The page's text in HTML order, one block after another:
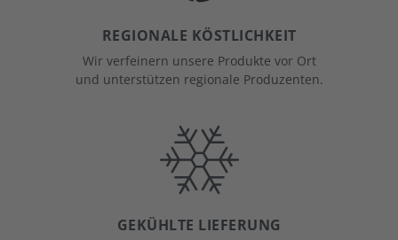
REGIONALE KÖSTLICHKEIT
Wir verfeinern unsere Produkte vor Ort
und unterstützen regionale Produzenten.
GEKÜHLTE LIEFERUNG